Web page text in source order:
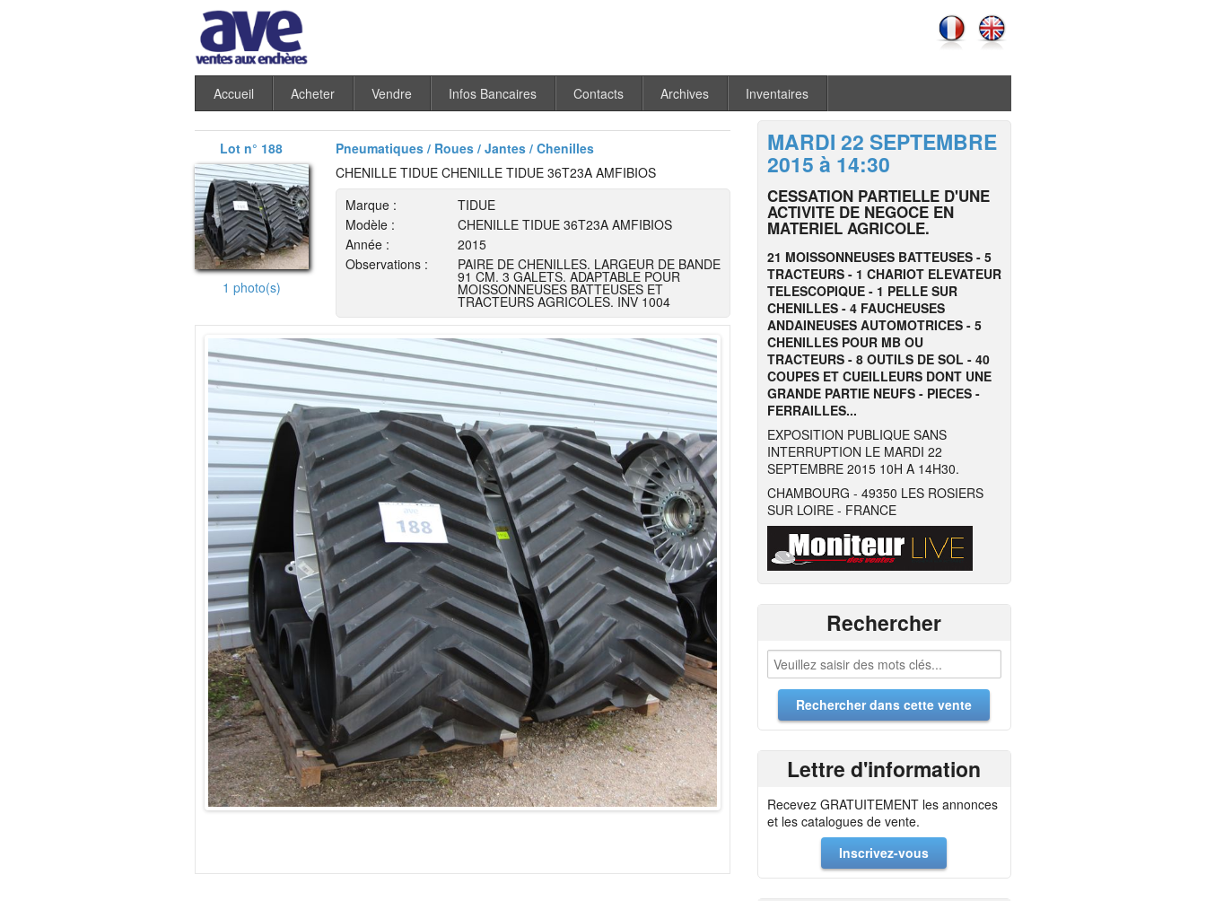
Accueil Acheter Vendre Infos Bancaires Contacts Archives Inventaires
Lot n° 188 Pneumatiques / Roues / Jantes / Chenilles
1 photo(s)
CHENILLE TIDUE CHENILLE TIDUE 36T23A AMFIBIOS
Marque :
TIDUE
Modèle :
CHENILLE TIDUE 36T23A AMFIBIOS
Année :
2015
Observations :
PAIRE DE CHENILLES. LARGEUR DE BANDE
91 CM. 3 GALETS. ADAPTABLE POUR
MOISSONNEUSES BATTEUSES ET
TRACTEURS AGRICOLES. INV 1004
MARDI 22 SEPTEMBRE
2015 à 14:30
CESSATION PARTIELLE D'UNE
ACTIVITE DE NEGOCE EN
MATERIEL AGRICOLE.
21 MOISSONNEUSES BATTEUSES - 5
TRACTEURS - 1 CHARIOT ELEVATEUR
TELESCOPIQUE - 1 PELLE SUR
CHENILLES - 4 FAUCHEUSES
ANDAINEUSES AUTOMOTRICES - 5
CHENILLES POUR MB OU
TRACTEURS - 8 OUTILS DE SOL - 40
COUPES ET CUEILLEURSDONT UNE
GRANDE PARTIE NEUFS - PIECES -
FERRAILLES...
EXPOSITION PUBLIQUE SANS
INTERRUPTION LE MARDI 22
SEPTEMBRE 2015 10H A 14H30.
CHAMBOURG - 49350 LES ROSIERS
SUR LOIRE - FRANCE
Rechercher
Lettre d'information
Recevez GRATUITEMENT les annonces
et les catalogues de vente.
Inscrivez-vous